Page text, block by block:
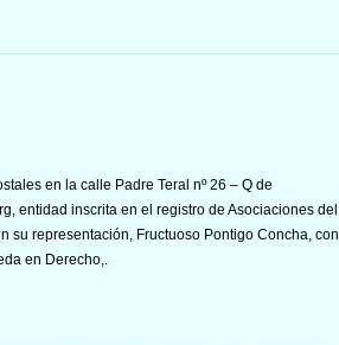
en la calle Padre Teral nº 26 – Q de
entidad inscrita en el registro de Asociaciones del
su representación, Fructuoso Pontigo Concha, con
en Derecho,.